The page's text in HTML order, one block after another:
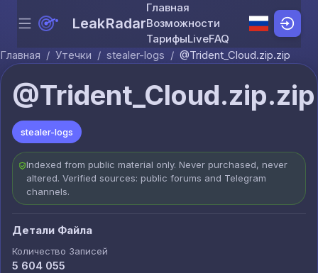
Skip to content
Menu LeakRadar
Главная
Возможности
ТарифыLiveFAQ
Главная / Утечки / stealer-logs / @Trident_Cloud.zip.zip
@Trident_Cloud.zip.zip
stealer-logs
Indexed from public material only. Never purchased, never
altered. Verified sources: public forums and Telegram
channels.
Детали Файла
Количество Записей
5 604 055